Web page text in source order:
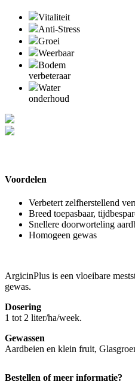
Vitaliteit
Anti-Stress
Groei
Weerbaar
Bodem
verbeteraar
Water
onderhoud
Voordelen
Verbetert zelfherstellend
Breed toepasbaar,
Snellere doorworteling
Homogeen gewas
ArgicinPlus is een vloeibare
gewas.
Dosering
1 tot 2 liter/ha/week.
Gewassen
Aardbeien en klein fruit,
Bestellen of meer informatie?